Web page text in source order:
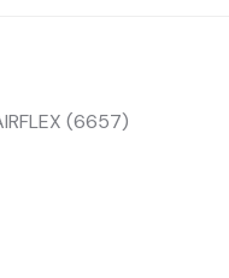
(6657)